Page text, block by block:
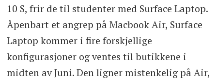
10 S, frir de til studenter med Surface Laptop.
Åpenbart et angrep på Macbook Air, Surface
Laptop kommer i fire forskjellige
konfigurasjoner og ventes til butikkene i
midten av Juni. Den ligner mistenkelig på Air,